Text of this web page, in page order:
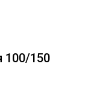
100/150